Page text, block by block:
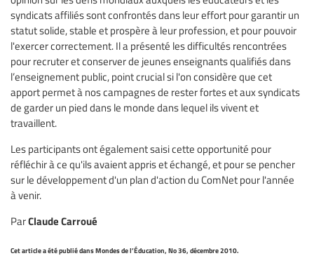
syndicats affiliés sont confrontés dans leur effort pour garantir un
statut solide, stable et prospère à leur profession, et pour pouvoir
l'exercer correctement. Il a présenté les difficultés rencontrées
pour recruter et conserver de jeunes enseignants qualifiés dans
l’enseignement public, point crucial si l'on considère que cet
apport permet à nos campagnes de rester fortes et aux syndicats
de garder un pied dans le monde dans lequel ils vivent et
travaillent.
Les participants ont également saisi cette opportunité pour
réfléchir à ce qu'ils avaient appris et échangé, et pour se pencher
sur le développement d'un plan d'action du ComNet pour l'année
à venir.
ParClaude Carroué
Cet article a été publié dans Mondes de l’Éducation, No 36, décembre 2010.